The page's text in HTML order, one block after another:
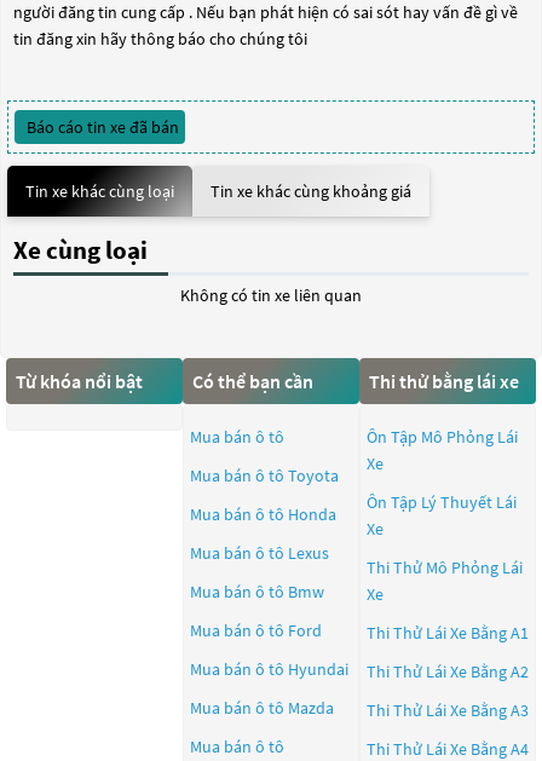
người đăng tin cung cấp . Nếu bạn phát hiện có sai sót hay vấn đề gì về
tin đăng xin hãy thông báo cho chúng tôi
Báo cáo tin xe đã bán
Tin xe khác cùng loại Tin xe khác cùng khoảng giá
Xe cùng loại
Không có tin xe liên quan
Từ khóa nổi bật Có thể bạn cần
Mua bán ô tô
Mua bán ô tô Toyota
Mua bán ô tô Honda
Mua bán ô tô Lexus
Mua bán ô tô Bmw
Mua bán ô tô Ford
Mua bán ô tô Hyundai
Mua bán ô tô Mazda
Mua bán ô tô
Thi thử bằng lái xe
Ôn Tập Mô Phỏng Lái
Xe
Ôn Tập Lý Thuyết Lái
Xe
Thi Thử Mô Phỏng Lái
Xe
Thi Thử Lái Xe Bằng A1
Thi Thử Lái Xe Bằng A2
Thi Thử Lái Xe Bằng A3
Thi Thử Lái Xe Bằng A4